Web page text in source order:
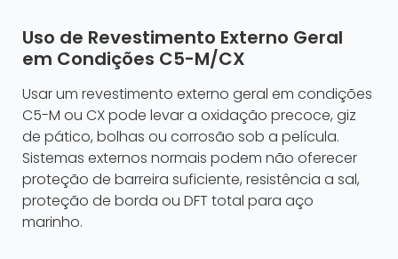
Uso de Revestimento Externo Geral
em Condições C5-M/CX
Usar um revestimento externo geral em condições
C5-M ou CX pode levar a oxidação precoce, giz
de pático, bolhas ou corrosão sob a película.
Sistemas externos normais podem não oferecer
proteção de barreira suficiente, resistência a sal,
proteção de borda ou DFT total para aço
marinho.